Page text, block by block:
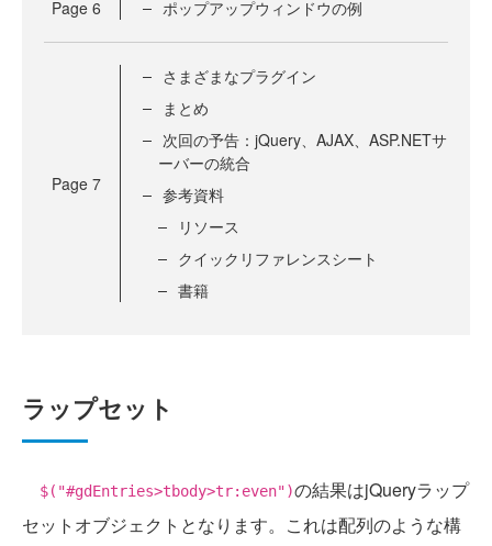
Page 6 ポップアップウィンドウの例
Page 7
さまざまなプラグイン
まとめ
次回の予告：jQuery、AJAX、ASP.NETサ
ーバーの統合
参考資料
リソース
クイックリファレンスシート
書籍
ラップセット
$("#gdEntries>tbody>tr:even")の結果はjQueryラップ
セットオブジェクトとなります。これは配列のような構